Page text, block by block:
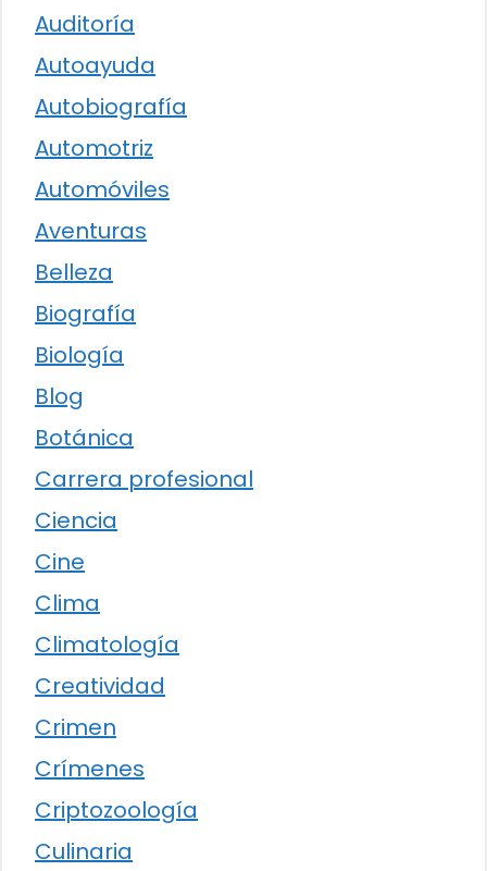
Auditoría
Autoayuda
Autobiografía
Automotriz
Automóviles
Aventuras
Belleza
Biografía
Biología
Blog
Botánica
Carrera profesional
Ciencia
Cine
Clima
Climatología
Creatividad
Crimen
Crímenes
Criptozoología
Culinaria